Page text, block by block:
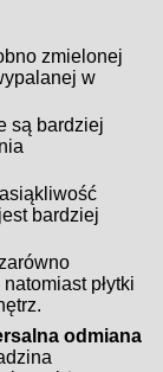
zmielonej
w
są bardziej
bardziej
płytki
odmiana